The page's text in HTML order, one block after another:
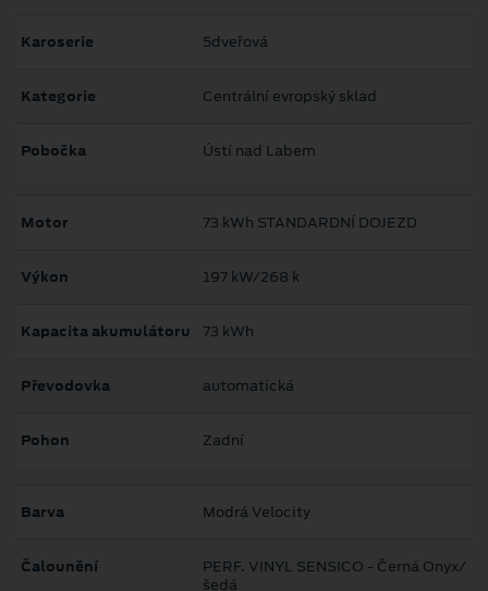
Karoserie 5dveřová
Kategorie Centrální evropský sklad
Pobočka Ústí nad Labem
Motor 73 kWh STANDARDNÍ DOJEZD
Výkon 197 kW/268 k
Kapacita akumulátoru 73 kWh
Převodovka automatická
Pohon Zadní
Barva Modrá Velocity
Čalounění
PERF. VINYL SENSICO - Černá Onyx/
šedá